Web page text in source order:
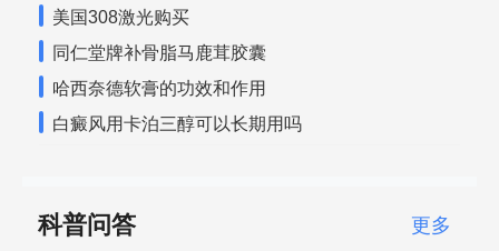
美国308激光购买
同仁堂牌补骨脂马鹿茸胶囊
哈西奈德软膏的功效和作用
白癜风用卡泊三醇可以长期用吗
科普问答 更多